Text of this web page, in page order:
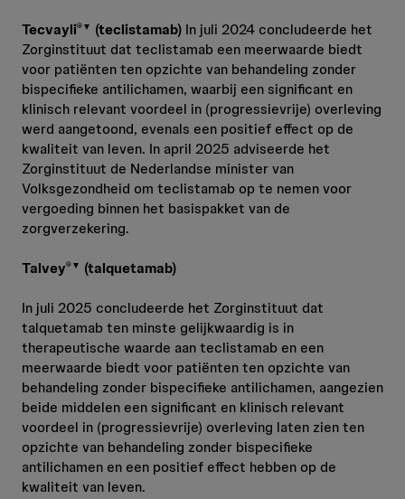
Tecvayli®▼ (teclistamab) In juli 2024 concludeerde het
Zorginstituut dat teclistamab een meerwaarde biedt
voor patiënten ten opzichte van behandeling zonder
bispecifieke antilichamen, waarbij een significant en
klinisch relevant voordeel in (progressievrije) overleving
werd aangetoond, evenals een positief effect op de
kwaliteit van leven. In april 2025 adviseerde het
Zorginstituut de Nederlandse minister van
Volksgezondheid om teclistamab op te nemen voor
vergoeding binnen het basispakket van de
zorgverzekering.
Talvey®▼ (talquetamab)
In juli 2025 concludeerde het Zorginstituut dat
talquetamab ten minste gelijkwaardig is in
therapeutische waarde aan teclistamab en een
meerwaarde biedt voor patiënten ten opzichte van
behandeling zonder bispecifieke antilichamen, aangezien
beide middelen een significant en klinisch relevant
voordeel in (progressievrije) overleving laten zien ten
opzichte van behandeling zonder bispecifieke
antilichamen en een positief effect hebben op de
kwaliteit van leven.